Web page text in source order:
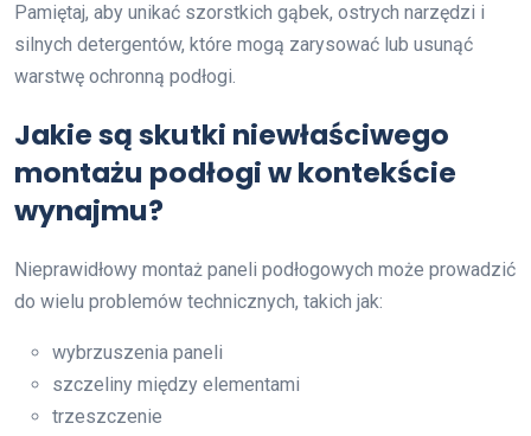
Pamiętaj, aby unikać szorstkich gąbek, ostrych narzędzi i
silnych detergentów, które mogą zarysować lub usunąć
warstwę ochronną podłogi.
Jakie są skutki niewłaściwego
montażu podłogi w kontekście
wynajmu?
Nieprawidłowy montaż paneli podłogowych może prowadzić
do wielu problemów technicznych, takich jak:
wybrzuszenia paneli
szczeliny między elementami
trzeszczenie